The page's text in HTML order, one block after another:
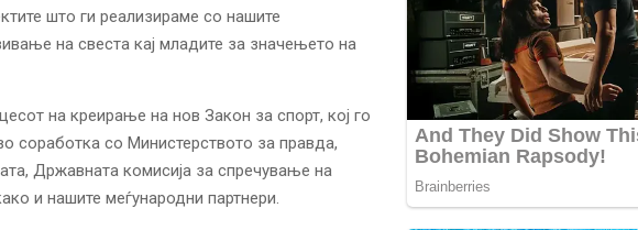
што ги реализираме со нашите
на свеста кај младите за значењето на
на креирање на нов Закон за спорт, кој го
соработка со Министерството за правда,
Државната комисија за спречување на
и нашите меѓународни партнери.